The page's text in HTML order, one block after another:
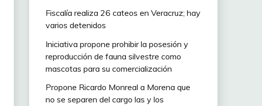
Fiscalía realiza 26 cateos en Veracruz; hay
varios detenidos
Iniciativa propone prohibir la posesión y
reproducción de fauna silvestre como
mascotas para su comercialización
Propone Ricardo Monreal a Morena que
no se separen del cargo las y los